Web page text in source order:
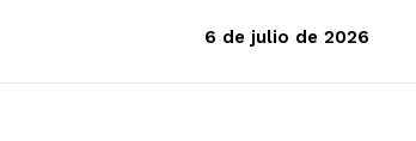
6 de julio de 2026